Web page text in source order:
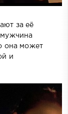
за её
она может
и